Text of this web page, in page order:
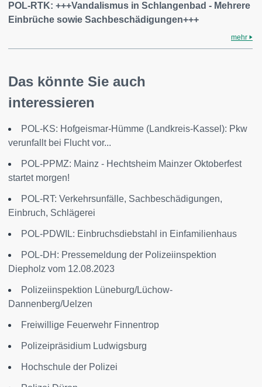
POL-RTK: +++Vandalismus in Schlangenbad - Mehrere
Einbrüche sowie Sachbeschädigungen+++
mehr
Das könnte Sie auch
interessieren
POL-KS: Hofgeismar-Hümme (Landkreis-Kassel): Pkw
verunfallt bei Flucht vor...
POL-PPMZ: Mainz - Hechtsheim Mainzer Oktoberfest
startet morgen!
POL-RT: Verkehrsunfälle, Sachbeschädigungen,
Einbruch, Schlägerei
POL-PDWIL: Einbruchsdiebstahl in Einfamilienhaus
POL-DH: Pressemeldung der Polizeiinspektion
Diepholz vom 12.08.2023
Polizeiinspektion Lüneburg/Lüchow-
Dannenberg/Uelzen
Freiwillige Feuerwehr Finnentrop
Polizeipräsidium Ludwigsburg
Hochschule der Polizei